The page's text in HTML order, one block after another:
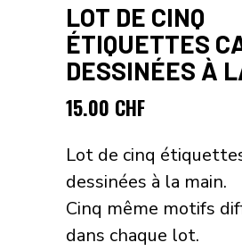
LOT DE CINQ
ÉTIQUETTES
DESSINÉES À
15.00 CHF
Lot de cinq
dessinées à la main.
Cinq même motifs
dans chaque lot.